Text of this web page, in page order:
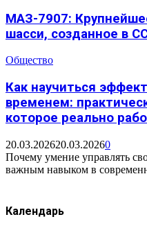
МАЗ-7907:
шасси, созданное в
Общество
Как научиться
временем:
которое реально
20.03.202620.03.20260
Почему умение управлять
важным навыком в
Календарь